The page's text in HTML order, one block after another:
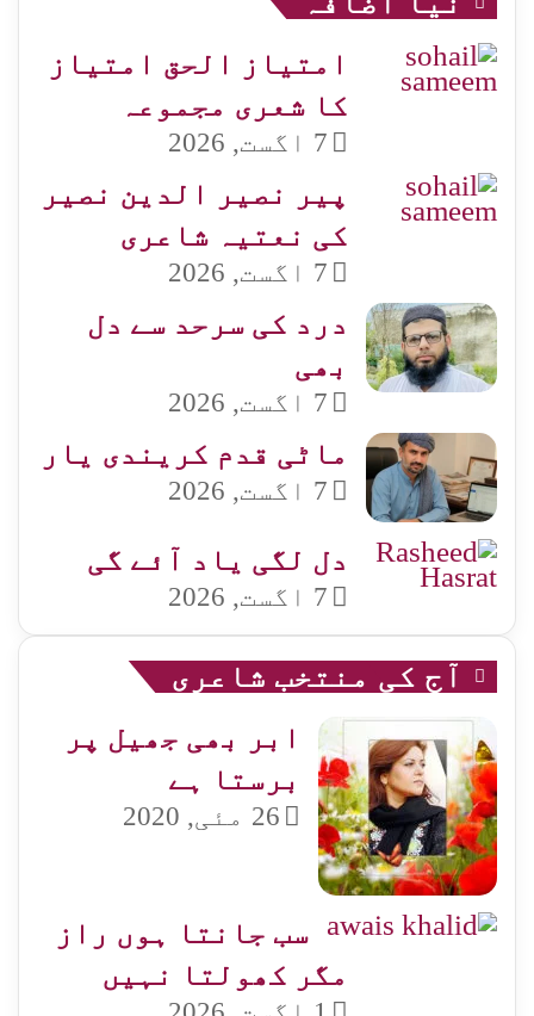
امتیاز الحق امتیاز
کا شعری مجموعہ
7 اگست, 2026
پیر نصیر الدین نصیر
کی نعتیہ شاعری
7 اگست, 2026
درد کی سرحد سے دل
بھی
7 اگست, 2026
ماٹی قدم کریندی یار
7 اگست, 2026
دل لگی یاد آئے گی
7 اگست, 2026
آج کی منتخب شاعری
ابر بھی جھیل پر
برستا ہے
26 مئی, 2020
سب جانتا ہوں راز
مگر کھولتا نہیں